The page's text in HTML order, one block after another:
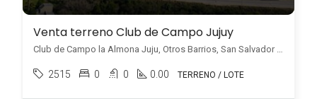
Venta terreno Club de Campo Jujuy
Club de Campo la Almona Juju, Otros Barrios, San Salvador de Jujuy
2515 0 0 0.00 TERRENO / LOTE